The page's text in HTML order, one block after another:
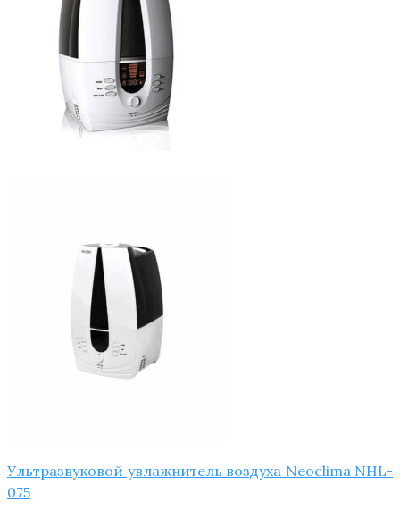
Ультразвуковой увлажнитель воздуха Neoclima NHL-
075